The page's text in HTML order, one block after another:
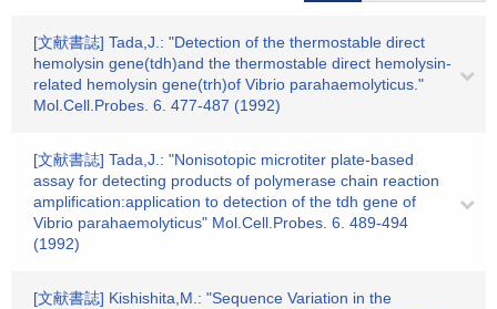
[文献書誌] Tada,J.: "Detection of the thermostable direct
hemolysin gene(tdh)and the thermostable direct hemolysin-
related hemolysin gene(trh)of Vibrio parahaemolyticus."
Mol.Cell.Probes. 6. 477-487 (1992)
[文献書誌] Tada,J.: "Nonisotopic microtiter plate-based
assay for detecting products of polymerase chain reaction
amplification:application to detection of the tdh gene of
Vibrio parahaemolyticus" Mol.Cell.Probes. 6. 489-494
(1992)
[文献書誌] Kishishita,M.: "Sequence Variation in the